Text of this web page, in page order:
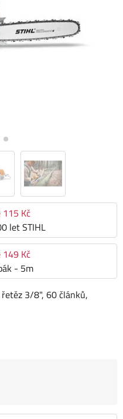
Kč
let STIHL
Kč
- 5m
3/8", 60 článků,